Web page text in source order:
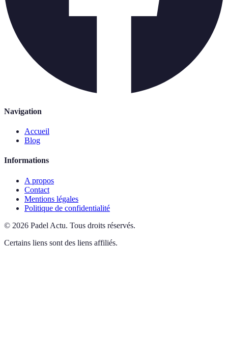
Navigation
Accueil
Blog
Informations
A propos
Contact
Mentions légales
Politique de confidentialité
© 2026 Padel Actu. Tous droits réservés.
Certains liens sont des liens affiliés.